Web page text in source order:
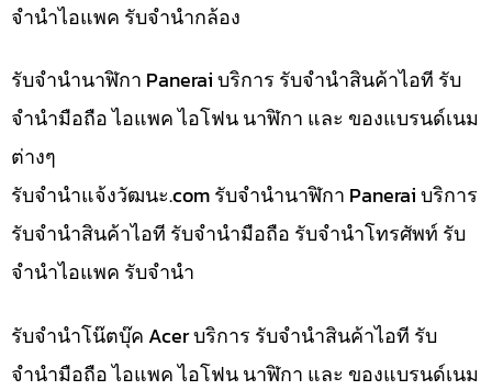
จำนำไอแพค รับจำนำกล้อง
รับจำนำนาฬิกา Panerai บริการ รับจำนำสินค้าไอที รับ
จำนำมือถือ ไอแพค ไอโฟน นาฬิกา และ ของแบรนด์เนม
ต่างๆ
รับจํานําแจ้งวัฒนะ.com รับจำนำนาฬิกา Panerai บริการ
รับจำนำสินค้าไอที รับจำนำมือถือ รับจำนำโทรศัพท์ รับ
จำนำไอแพค รับจำนำ
รับจำนำโน๊ตบุ๊ค Acer บริการ รับจำนำสินค้าไอที รับ
จำนำมือถือ ไอแพค ไอโฟน นาฬิกา และ ของแบรนด์เนม